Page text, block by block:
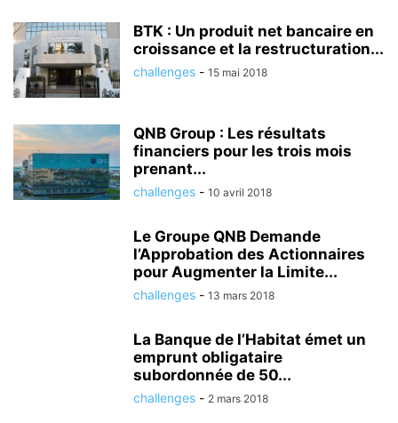
BTK : Un produit net bancaire en
croissance et la restructuration...
challenges - 15 mai 2018
QNB Group : Les résultats
financiers pour les trois mois
prenant...
challenges - 10 avril 2018
Le Groupe QNB Demande
l’Approbation des Actionnaires
pour Augmenter la Limite...
challenges - 13 mars 2018
La Banque de l’Habitat émet un
emprunt obligataire
subordonnée de 50...
challenges - 2 mars 2018